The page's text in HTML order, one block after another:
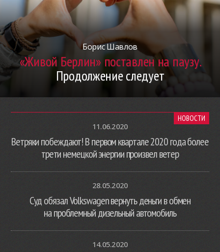
Борис Шавлов
«Живой Берлин» поставлен на паузу.
Продолжение следует
НОВОСТИ
11.06.2020
Ветряки побеждают! В первом квартале 2020 года более
трети немецкой энергии произвел ветер
28.05.2020
Суд обязал Volkswagen вернуть деньги в обмен
на проблемный дизельный автомобиль
14.05.2020